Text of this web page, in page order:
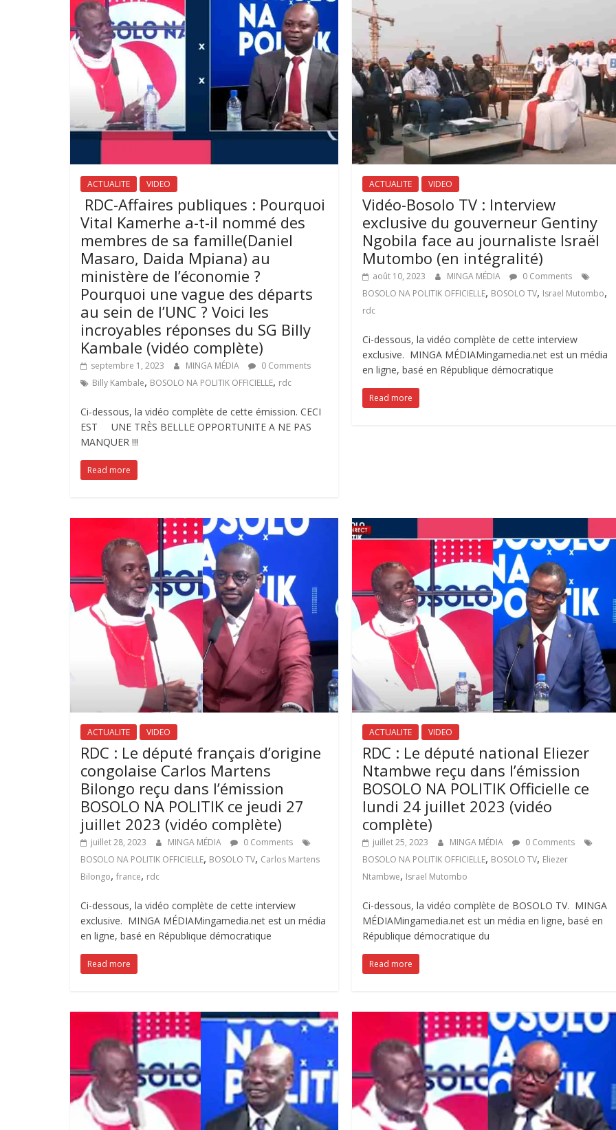
ACTUALITE VIDEO
RDC-Affaires publiques : Pourquoi
Vital Kamerhe a-t-il nommé des
membres de sa famille(Daniel
Masaro, Daida Mpiana) au
ministère de l’économie ?
Pourquoi une vague des départs
au sein de l’UNC ? Voici les
incroyables réponses du SG Billy
Kambale (vidéo complète)
septembre 1, 2023 MINGA MÉDIA
0 Comments
Billy Kambale, BOSOLO NA POLITIK OFFICIELLE, rdc
Ci-dessous, la vidéo complète de cette émission. CECI
EST UNE TRÈS BELLLE OPPORTUNITE A NE PAS
MANQUER !!!
Read more
ACTUALITE VIDEO
Vidéo-Bosolo TV : Interview
exclusive du gouverneur Gentiny
Ngobila face au journaliste Israël
Mutombo (en intégralité)
août 10, 2023 MINGA MÉDIA
0 Comments
BOSOLO NA POLITIK OFFICIELLE, BOSOLO TV, Israel Mutombo,
rdc
Ci-dessous, la vidéo complète de cette interview
exclusive. MINGA MÉDIAMingamedia.net est un média
en ligne, basé en République démocratique
Read more
ACTUALITE VIDEO
RDC : Le député français d’origine
congolaise Carlos Martens
Bilongo reçu dans l’émission
BOSOLO NA POLITIK ce jeudi 27
juillet 2023 (vidéo complète)
juillet 28, 2023 MINGA MÉDIA
0 Comments
BOSOLO NA POLITIK OFFICIELLE, BOSOLO TV, Carlos Martens
Bilongo, france, rdc
Ci-dessous, la vidéo complète de cette interview
exclusive. MINGA MÉDIAMingamedia.net est un média
en ligne, basé en République démocratique
Read more
ACTUALITE VIDEO
RDC : Le député national Eliezer
Ntambwe reçu dans l’émission
BOSOLO NA POLITIK Officielle ce
lundi 24 juillet 2023 (vidéo
complète)
juillet 25, 2023 MINGA MÉDIA
0 Comments
BOSOLO NA POLITIK OFFICIELLE, BOSOLO TV, Eliezer
Ntambwe, Israel Mutombo
Ci-dessous, la vidéo complète de BOSOLO TV. MINGA
MÉDIAMingamedia.net est un média en ligne, basé en
République démocratique du
Read more